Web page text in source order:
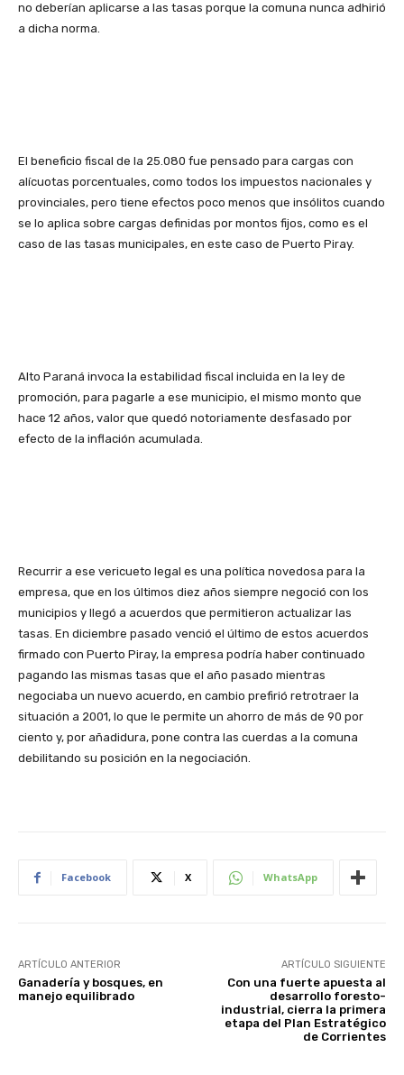
no deberían aplicarse a las tasas porque la comuna nunca adhirió
a dicha norma.
El beneficio fiscal de la 25.080 fue pensado para cargas con
alícuotas porcentuales, como todos los impuestos nacionales y
provinciales, pero tiene efectos poco menos que insólitos cuando
se lo aplica sobre cargas definidas por montos fijos, como es el
caso de las tasas municipales, en este caso de Puerto Piray.
Alto Paraná invoca la estabilidad fiscal incluida en la ley de
promoción, para pagarle a ese municipio, el mismo monto que
hace 12 años, valor que quedó notoriamente desfasado por
efecto de la inflación acumulada.
Recurrir a ese vericueto legal es una política novedosa para la
empresa, que en los últimos diez años siempre negoció con los
municipios y llegó a acuerdos que permitieron actualizar las
tasas. En diciembre pasado venció el último de estos acuerdos
firmado con Puerto Piray, la empresa podría haber continuado
pagando las mismas tasas que el año pasado mientras
negociaba un nuevo acuerdo, en cambio prefirió retrotraer la
situación a 2001, lo que le permite un ahorro de más de 90 por
ciento y, por añadidura, pone contra las cuerdas a la comuna
debilitando su posición en la negociación.
Facebook X WhatsApp
ARTÍCULO ANTERIOR
Ganadería y bosques, en
manejo equilibrado
ARTÍCULO SIGUIENTE
Con una fuerte apuesta al
desarrollo foresto-
industrial, cierra la primera
etapa del Plan Estratégico
de Corrientes